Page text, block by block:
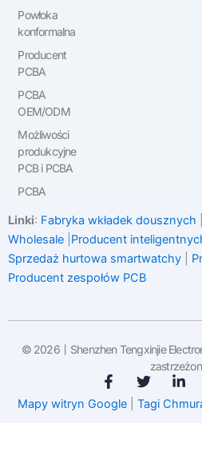
Powłoka
konformalna
Producent
PCBA
PCBA
OEM/ODM
Możliwości
produkcyjne
PCB i PCBA
PCBA
Linki: Fabryka wkładek dousznych
Wholesale Producent
Sprzedaż hurtowa smartwatchy
Producent zespołów PCB
© 2026丨Shenzhen Tengxinjie
F
c
T
i
L
n
Mapy witryn Google |Tagi